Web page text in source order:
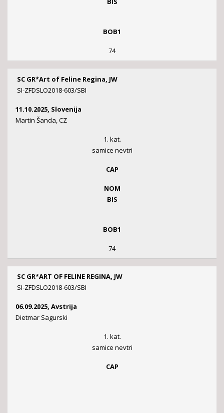
BOB1
74
SC GR*Art of Feline Regina, JW
SI-ZFDSLO2018-603/SBI
11.10.2025, Slovenija
Martin Šanda, CZ
1. kat.
samice nevtri
CAP
NOM
BIS
BOB1
74
SC GR*ART OF FELINE REGINA, JW
SI-ZFDSLO2018-603/SBI
06.09.2025, Avstrija
Dietmar Sagurski
1. kat.
samice nevtri
CAP